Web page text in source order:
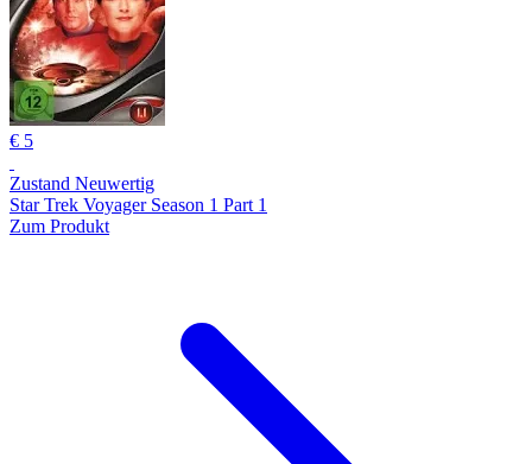
€ 5
Zustand Neuwertig
Star Trek Voyager Season 1 Part 1
Zum Produkt